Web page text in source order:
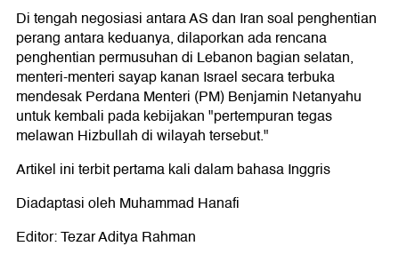
Di tengah negosiasi antara AS dan Iran soal penghentian
perang antara keduanya, dilaporkan ada rencana
penghentian permusuhan di Lebanon bagian selatan,
menteri-menteri sayap kanan Israel secara terbuka
mendesak Perdana Menteri (PM) Benjamin Netanyahu
untuk kembali pada kebijakan "pertempuran tegas
melawan Hizbullah di wilayah tersebut."
Artikel ini terbit pertama kali dalam bahasa Inggris
Diadaptasi oleh Muhammad Hanafi
Editor: Tezar Aditya Rahman